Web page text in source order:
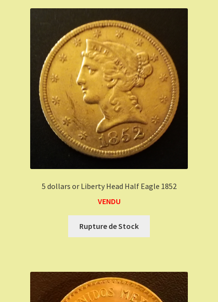
5 dollars or Liberty Head Half Eagle 1852
VENDU
Rupture de Stock